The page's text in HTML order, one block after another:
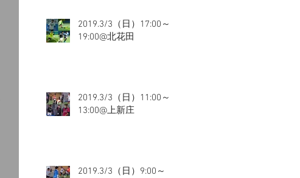
2019.3/3（日）17:00～
19:00@北花田
2019.3/3（日）11:00～
13:00@上新庄
2019.3/3（日）9:00～